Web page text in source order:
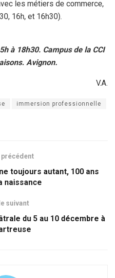
les métiers de commerce,
16h, et 16h30).
à 18h30. Campus de la CCI
Avignon.
V.A.
immersion professionnelle
toujours autant, 100 ans
naissance
suivant
du 5 au 10 décembre à